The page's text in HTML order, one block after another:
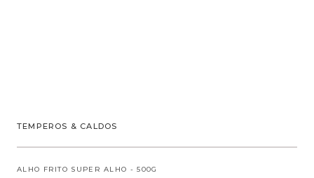
TEMPEROS & CALDOS
ALHO FRITO SUPER ALHO - 500G